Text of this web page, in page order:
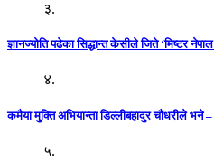
३.
ज्ञानज्योति पढेका सिद्धान्त केसीले जिते ‘मिष्टर
४.
कमैया मुक्ति अभियान्ता डिल्लीबहादुर चौधरीले
५.